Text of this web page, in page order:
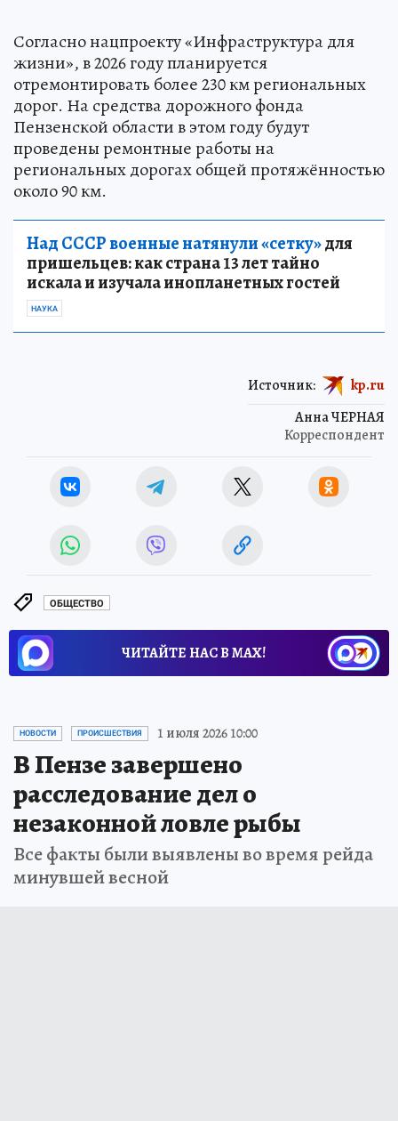
Согласно нацпроекту «Инфраструктура для
жизни», в 2026 году планируется
отремонтировать более 230 км региональных
дорог. На средства дорожного фонда
Пензенской области в этом году будут
проведены ремонтные работы на
региональных дорогах общей протяжённостью
около 90 км.
Над СССР военные натянули «сетку»для
пришельцев: как страна 13 лет тайно
искала и изучала инопланетных гостей
НАУКА
Анна ЧЕРНАЯ
Корреспондент
Источник: kp.ru
ОБЩЕСТВО
ЧИТАЙТЕ НАС В МАХ!
НОВОСТИ ПРОИСШЕСТВИЯ 1 июля 2026 10:00
В Пензе завершено
расследование дел о
незаконной ловле рыбы
Все факты были выявлены во время рейда
минувшей весной